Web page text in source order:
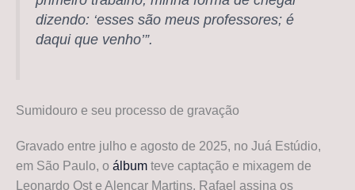
dizendo: ‘esses são meus professores; é
daqui que venho’”.
Sumidouro e seu processo de gravação
Gravado entre julho e agosto de 2025, no Juá Estúdio,
em São Paulo, o álbum teve captação e mixagem de
Leonardo Ost e Alencar Martins. Rafael assina os